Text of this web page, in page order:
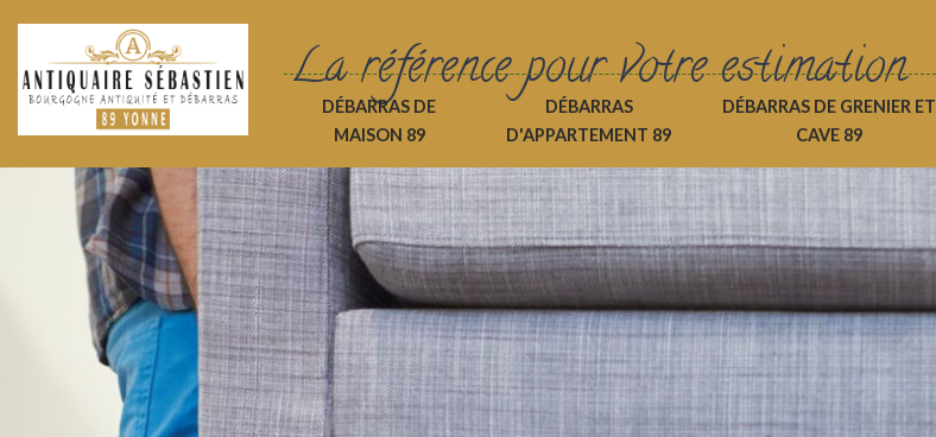
La référence pour votre estimation
DÉBARRAS DE
MAISON 89
DÉBARRAS
D'APPARTEMENT 89
DÉBARRAS DE GRENIER ET
CAVE 89